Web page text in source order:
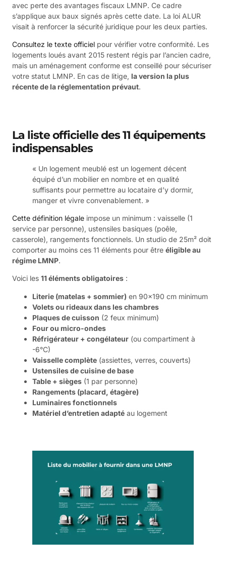
avec perte des avantages fiscaux LMNP. Ce cadre
s’applique aux baux signés après cette date. La loi ALUR
visait à renforcer la sécurité juridique pour les deux parties.
Consultez le texte officiel pour vérifier votre conformité. Les
logements loués avant 2015 restent régis par l’ancien cadre,
mais un aménagement conforme est conseillé pour sécuriser
votre statut LMNP. En cas de litige, la version la plus
récente de la réglementation prévaut.
La liste officielle des 11 équipements
indispensables
« Un logement meublé est un logement décent
équipé d’un mobilier en nombre et en qualité
suffisants pour permettre au locataire d’y dormir,
manger et vivre convenablement. »
Cette définition légale impose un minimum : vaisselle (1
service par personne), ustensiles basiques (poêle,
casserole), rangements fonctionnels. Un studio de 25m² doit
comporter au moins ces 11 éléments pour être éligible au
régime LMNP.
Voici les 11 éléments obligatoires :
Literie (matelas + sommier) en 90×190 cm minimum
Volets ou rideaux dans les chambres
Plaques de cuisson (2 feux minimum)
Four ou micro-ondes
Réfrigérateur + congélateur (ou compartiment à
-6°C)
Vaisselle complète (assiettes, verres, couverts)
Ustensiles de cuisine de base
Table + sièges (1 par personne)
Rangements (placard, étagère)
Luminaires fonctionnels
Matériel d’entretien adapté au logement